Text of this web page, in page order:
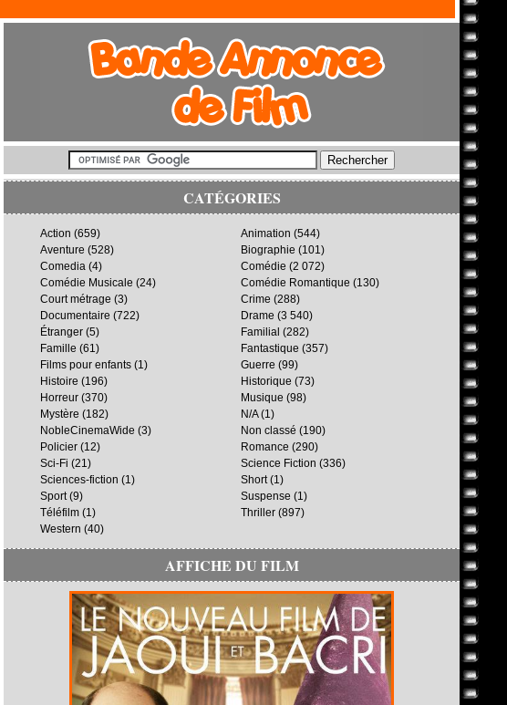
CATÉGORIES
Action (659) Animation (544)
Aventure (528) Biographie (101)
Comedia (4) Comédie (2 072)
Comédie Musicale (24) Comédie Romantique (130)
Court métrage (3) Crime (288)
Documentaire (722) Drame (3 540)
Étranger (5) Familial (282)
Famille (61) Fantastique (357)
Films pour enfants (1) Guerre (99)
Histoire (196) Historique (73)
Horreur (370) Musique (98)
Mystère (182) N/A(1)
NobleCinemaWide (3) Non classé (190)
Policier (12) Romance (290)
Sci-Fi (21) Science Fiction (336)
Sciences-fiction (1) Short(1)
Sport(9) Suspense (1)
Téléfilm (1) Thriller (897)
Western (40)
AFFICHE DU FILM